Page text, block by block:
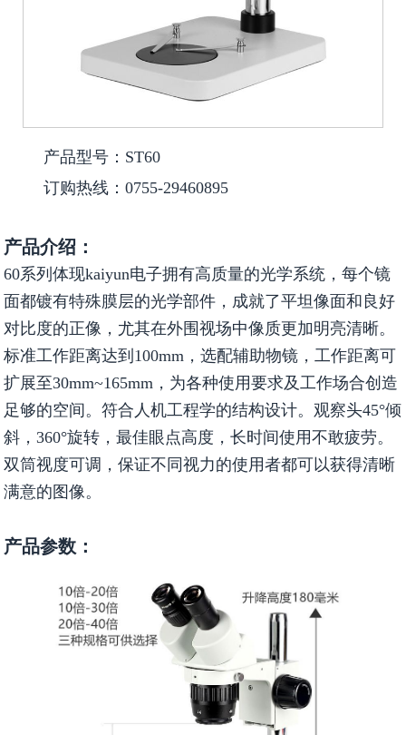
产品型号：ST60
订购热线：0755-29460895
产品介绍：
60系列体现kaiyun电子拥有高质量的光学系统，每个镜
面都镀有特殊膜层的光学部件，成就了平坦像面和良好
对比度的正像，尤其在外围视场中像质更加明亮清晰。
标准工作距离达到100mm，选配辅助物镜，工作距离可
扩展至30mm~165mm，为各种使用要求及工作场合创造
足够的空间。符合人机工程学的结构设计。观察头45°倾
斜，360°旋转，最佳眼点高度，长时间使用不敢疲劳。
双筒视度可调，保证不同视力的使用者都可以获得清晰
满意的图像。
产品参数：